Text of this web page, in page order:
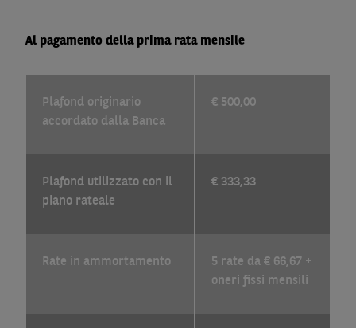
Al pagamento della prima rata mensile
Plafond originario
accordato dalla Banca
€ 500,00
Plafond utilizzato con il
piano rateale
€ 333,33
Rate in ammortamento
5 rate da € 66,67 +
oneri fissi mensili